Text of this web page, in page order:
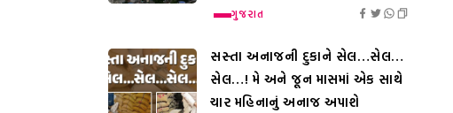
ગુજરાત
સસ્તા અનાજની દુકાને સેલ…સેલ…
સેલ…! મે અને જૂન માસમાં એક સાથે
ચાર મહિનાનું અનાજ અપાશે